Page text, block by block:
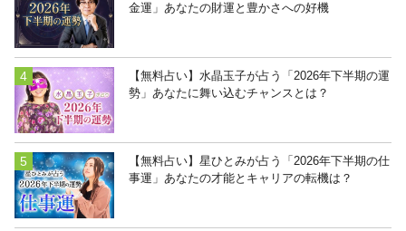
金運」あなたの財運と豊かさへの好機
【無料占い】水晶玉子が占う「2026年下半期の運
勢」あなたに舞い込むチャンスとは？
【無料占い】星ひとみが占う「2026年下半期の仕
事運」あなたの才能とキャリアの転機は？